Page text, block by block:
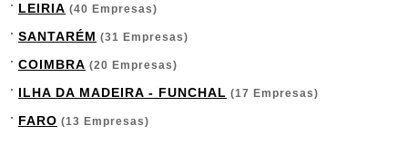
LEIRIA (40 Empresas)
SANTARÉM (31 Empresas)
COIMBRA (20 Empresas)
ILHA DA MADEIRA - FUNCHAL (17 Empresas)
FARO (13 Empresas)